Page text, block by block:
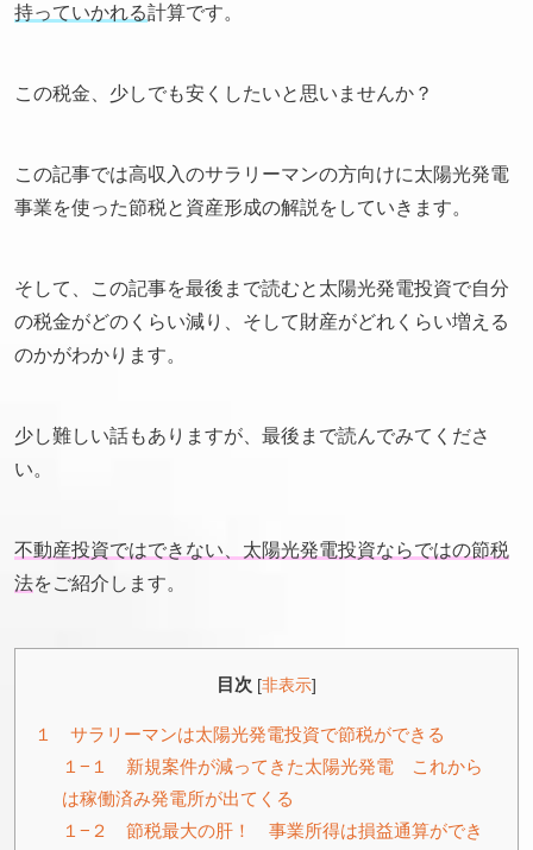
持っていかれる計算です。
この税金、少しでも安くしたいと思いませんか？
この記事では高収入のサラリーマンの方向けに太陽光発電
事業を使った節税と資産形成の解説をしていきます。
そして、この記事を最後まで読むと太陽光発電投資で自分
の税金がどのくらい減り、そして財産がどれくらい増える
のかがわかります。
少し難しい話もありますが、最後まで読んでみてくださ
い。
不動産投資ではできない、太陽光発電投資ならではの節税
法をご紹介します。
目次 [非表示]
１ サラリーマンは太陽光発電投資で節税ができる
１−１ 新規案件が減ってきた太陽光発電 これから
は稼働済み発電所が出てくる
１−２ 節税最大の肝！ 事業所得は損益通算ができ